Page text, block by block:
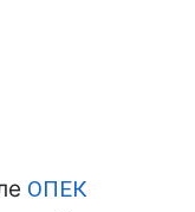
ОПЕК